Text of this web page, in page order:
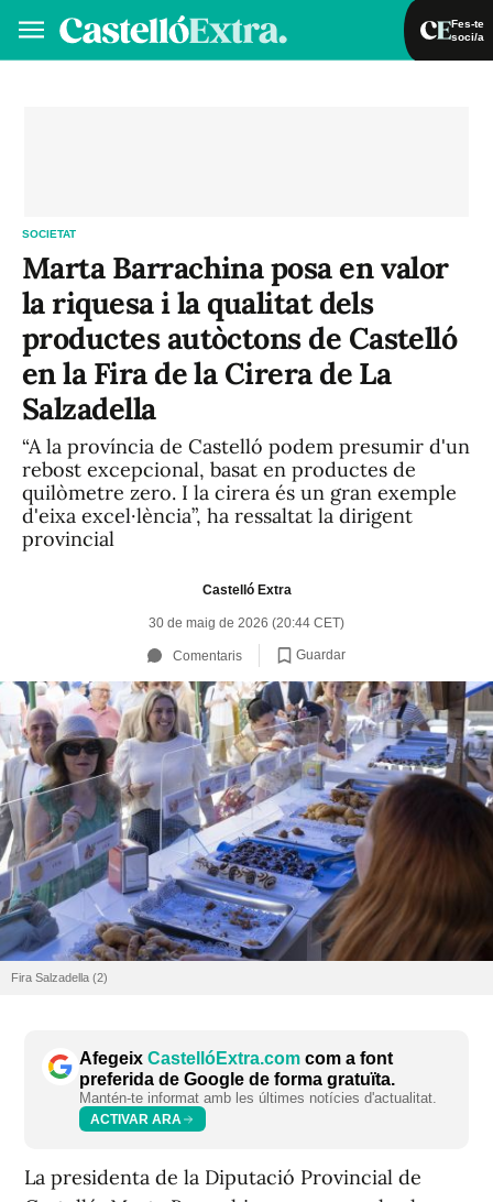
Fes-te
soci/a
SOCIETAT
Marta Barrachina posa en valor
la riquesa i la qualitat dels
productes autòctons de Castelló
en la Fira de la Cirera de La
Salzadella
“A la província de Castelló podem presumir d'un
rebost excepcional, basat en productes de
quilòmetre zero. I la cirera és un gran exemple
d'eixa excel·lència”, ha ressaltat la dirigent
provincial
Castelló Extra
30 de maig de 2026 (20:44 CET)
Comentaris Guardar
Fira Salzadella (2)
Afegeix CastellóExtra.com com a font
preferida de Google de forma gratuïta.
Mantén-te informat amb les últimes notícies d'actualitat.
ACTIVAR ARA
La presidenta de la Diputació Provincial de